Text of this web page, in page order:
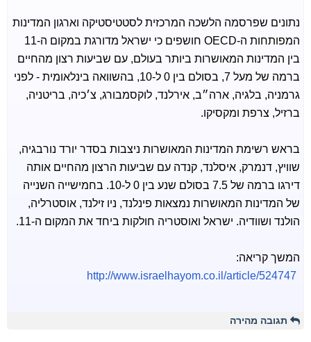
נתונים שפרסמה הלשכה המרכזית לסטטיסטיקה וארגון המדינות
המפותחות ה-OECD חושפים כי ישראל מדורגת במקום ה-11
בין המדינות המאושרות ביותר בעולם, עם שביעות רצון מהחיים
ברמה של מעל 7, בסולם בין 0 ל-10, בהשוואה בינלאומית - לפני
גרמניה, בלגיה, ארה״ב, אירלנד, לוקסמבורג, צ׳כיה, בריטניה,
ברזיל, צרפת ומקסיקו.
בראש רשימת המדינות המאושרות ניצבות בסדר יורד נורבגיה,
שוויץ, דנמרק, איסלנד, קנדה עם שביעות הרצון מהחיים אותה
דירגו ברמה של 7.5 בסולם שנע בין 0 ל-10. בחמישייה השנייה
של המדינות המאושרות נמצאות פינלנד, ניו זילנד, אוסטרליה,
הולנד ושוודיה. ישראל ואוסטריה חולקות ביחד את המקום ה-11.
המשך קריאה:
http://www.israelhayom.co.il/article/524747
תגובה מהירה